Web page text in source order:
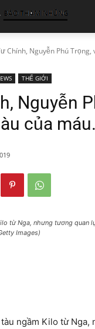
Chính, Nguyễn Phú Trọng,
THẾ GIỚI
Nguyễn
của
từ Nga, nhưng tương quan
Images)
ngầm Kilo từ Nga,